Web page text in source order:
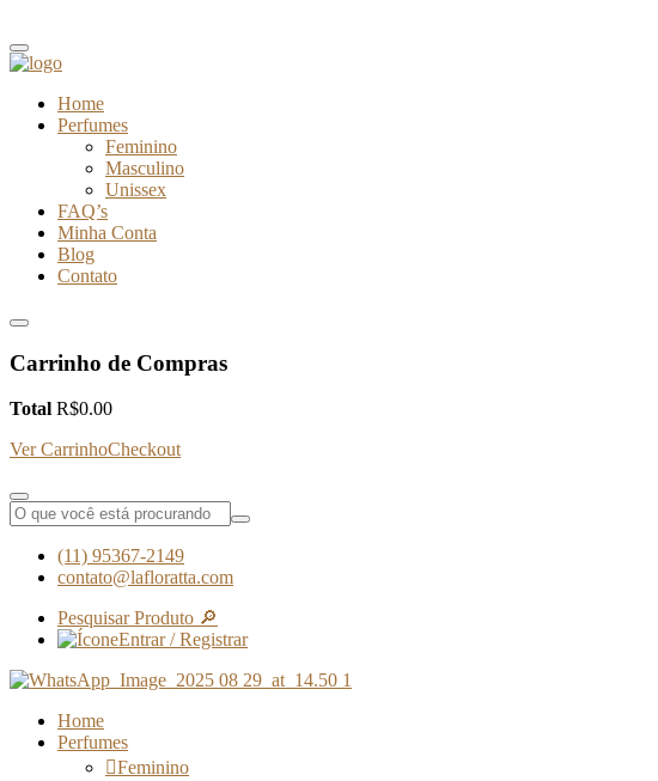
Home
Perfumes
Feminino
Masculino
Unissex
FAQ’s
Minha Conta
Blog
Contato
Carrinho de Compras
Total R$0.00
Ver CarrinhoCheckout
(11) 95367-2149
contato@lafloratta.com
Pesquisar Produto 🔎
Entrar / Registrar
Home
Perfumes
Feminino